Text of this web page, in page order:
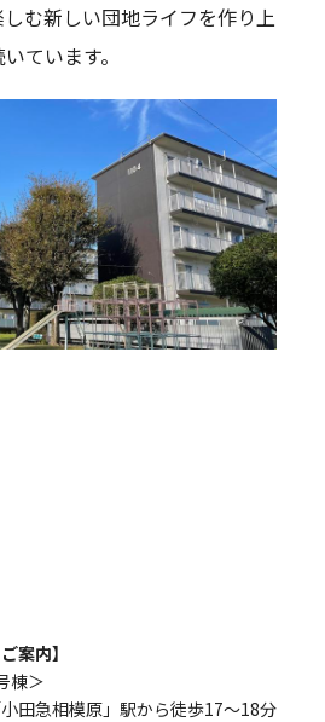
む新しい団地ライフを作り上
ています。
案内】
棟＞
田急相模原」駅から徒歩17～18分